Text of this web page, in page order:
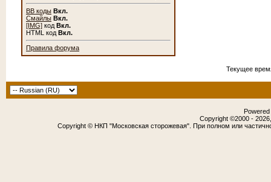
BB коды Вкл.
Смайлы Вкл.
[IMG] код Вкл.
HTML код Вкл.
Правила форума
Текущее
Copyright ©2000 -
Copyright © НКП "Московская сторожевая". При полном или